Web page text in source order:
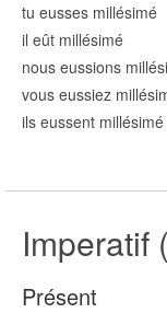
tu eusses millésimé
il eût millésimé
nous eussions
vous eussiez
ils eussent millésimé
Imperatif
Présent